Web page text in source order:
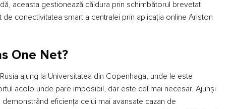
aceasta gestionează căldura prin schimbătorul brevetat
conectivitatea smart a centralei prin aplicația online Ariston
One Net?
ajung la Universitatea din Copenhaga, unde le este
acolo unde pare imposibil, dar este cel mai necesar. Ajunși
eficiența celui mai avansate cazan de